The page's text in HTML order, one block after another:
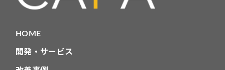
HOME
開発・サービス